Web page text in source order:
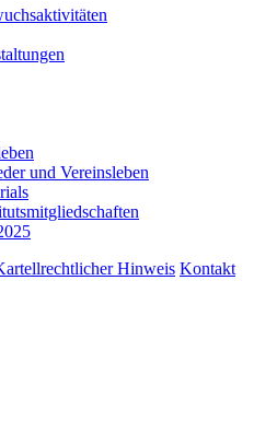
und Vereinsleben
Hinweis Kontakt